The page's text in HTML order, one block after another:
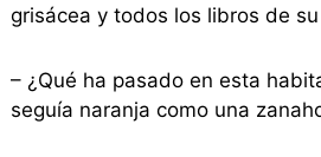
grisácea y todos los libros de
– ¿Qué ha pasado en esta
seguía naranja como una